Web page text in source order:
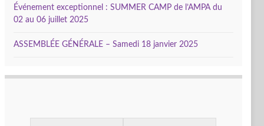
Événement exceptionnel : SUMMER CAMP de l’AMPA du
02 au 06 juillet 2025
ASSEMBLÉE GÉNÉRALE – Samedi 18 janvier 2025